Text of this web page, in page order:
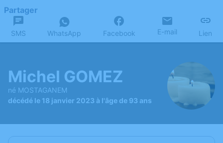
Partager
SMS WhatsApp Facebook E-mail Lien
Michel GOMEZ
né MOSTAGANEM
décédé le 18 janvier 2023 à l'âge de 93 ans